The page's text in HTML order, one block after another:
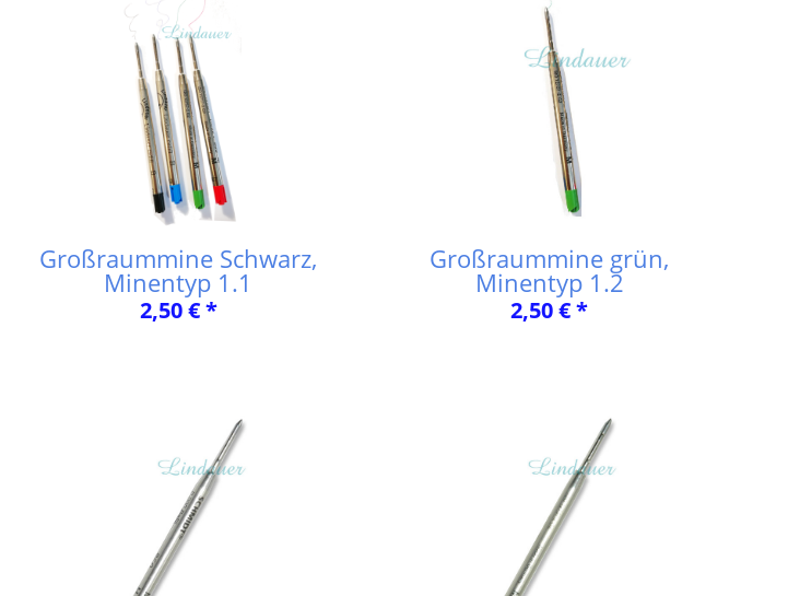
Großraummine Schwarz,
Minentyp 1.1
2,50 € *
Großraummine grün,
Minentyp 1.2
2,50 € *